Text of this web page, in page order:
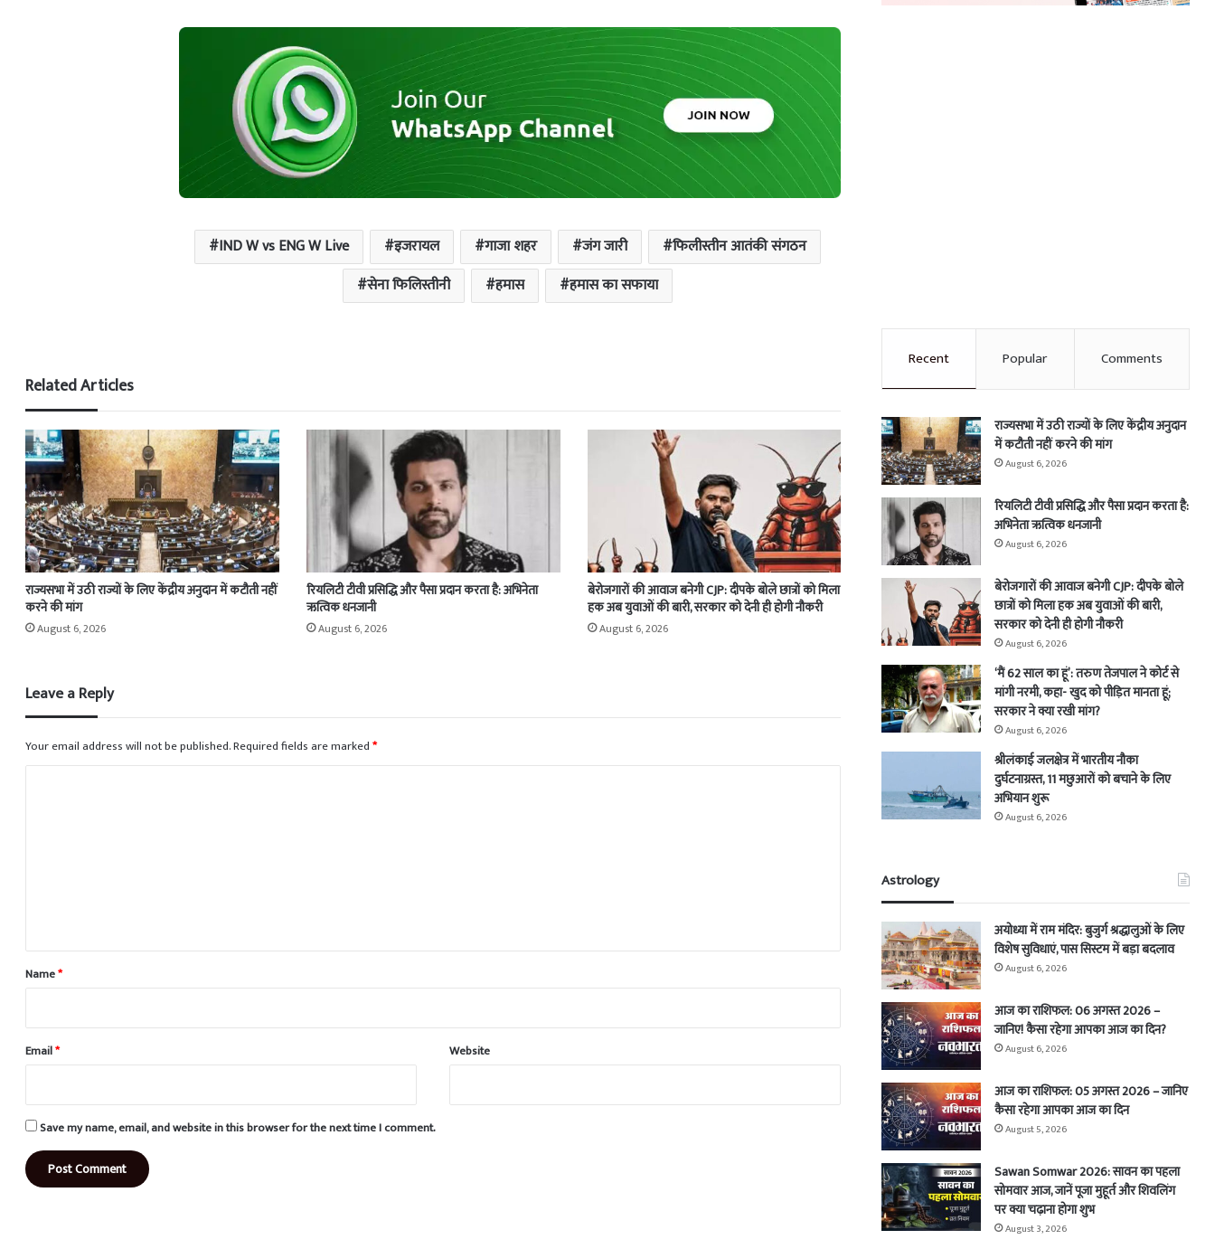
IND W vs ENG W Live इजरायल गाजा शहर जंग जारी
फिलीस्तीन आतंकी संगठन
सेना फिलिस्तीनी
हमास हमास का सफाया
Related Articles
राज्यसभा में उठी राज्यों के लिए केंद्रीय अनुदान में कटौती नहीं
करने की मांग
August 6, 2026
रियलिटी टीवी प्रसिद्धि और पैसा प्रदान करता है: अभिनेता
ऋत्विक धनजानी
August 6, 2026
बेरोजगारों की आवाज बनेगी CJP: दीपके बोले छात्रों को मिला
हक अब युवाओं की बारी, सरकार को देनी ही होगी नौकरी
August 6, 2026
Leave a Reply
Your email address will not be published.Required fields are marked*
*
Name*
Email* Website
Save my name, email, and website in this browser for the next time I comment.
Recent Popular Comments
राज्यसभा में उठी राज्यों के लिए केंद्रीय अनुदान
में कटौती नहीं करने की मांग
August 6, 2026
रियलिटी टीवी प्रसिद्धि और पैसा प्रदान करता है:
अभिनेता ऋत्विक धनजानी
August 6, 2026
बेरोजगारों की आवाज बनेगी CJP: दीपके बोले
छात्रों को मिला हक अब युवाओं की बारी,
सरकार को देनी ही होगी नौकरी
August 6, 2026
‘मैं 62 साल का हूं’: तरुण तेजपाल ने कोर्ट से
मांगी नरमी, कहा- खुद को पीड़ित मानता हूं;
सरकार ने क्या रखी मांग?
August 6, 2026
श्रीलंकाई जलक्षेत्र में भारतीय नौका
दुर्घटनाग्रस्त, 11 मछुआरों को बचाने के लिए
अभियान शुरू
August 6, 2026
Astrology
अयोध्या में राम मंदिर: बुजुर्ग श्रद्धालुओं के लिए
विशेष सुविधाएं, पास सिस्टम में बड़ा बदलाव
August 6, 2026
आज का राशिफल: 06 अगस्त 2026 –
जानिए! कैसा रहेगा आपका आज का दिन?
August 6, 2026
आज का राशिफल: 05 अगस्त 2026 – जानिए
कैसा रहेगा आपका आज का दिन
August 5, 2026
Sawan Somwar 2026: सावन का पहला
सोमवार आज, जानें पूजा मुहूर्त और शिवलिंग
पर क्या चढ़ाना होगा शुभ
August 3, 2026